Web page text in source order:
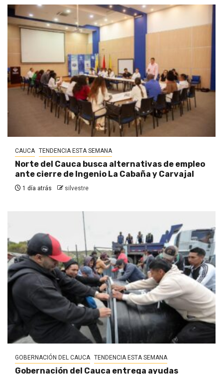
CAUCA TENDENCIA ESTA SEMANA
Norte del Cauca busca alternativas de empleo
ante cierre de Ingenio La Cabaña y Carvajal
1 día atrás silvestre
GOBERNACIÓN DEL CAUCA TENDENCIA ESTA SEMANA
Gobernación del Cauca entrega ayudas